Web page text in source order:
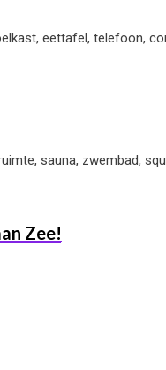
eettafel, telefoon,
sauna, zwembad,
Zee!